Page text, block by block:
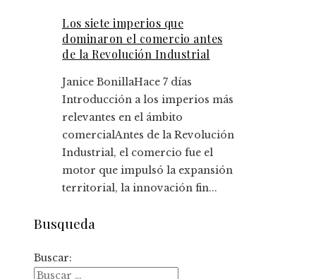
Los siete imperios que
dominaron el comercio antes
de la Revolución Industrial
Janice BonillaHace 7 días
Introducción a los imperios más
relevantes en el ámbito
comercialAntes de la Revolución
Industrial, el comercio fue el
motor que impulsó la expansión
territorial, la innovación fin...
Busqueda
Buscar: